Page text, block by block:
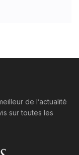
de l’actualité
sur toutes les